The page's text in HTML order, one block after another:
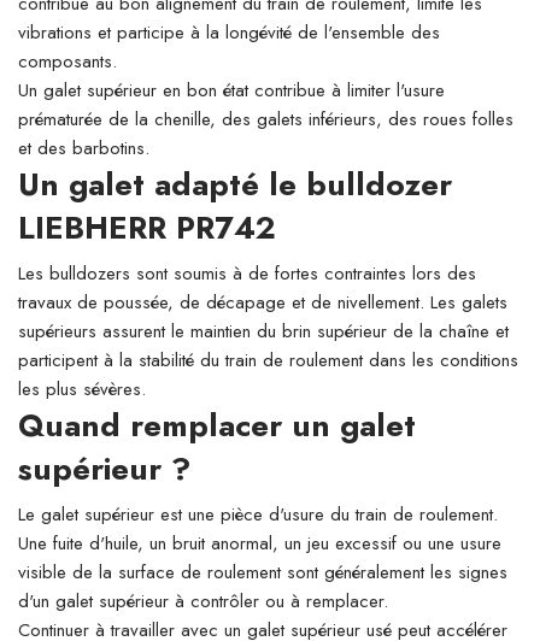
vibrations et participe à la longévité de l'ensemble des
composants.
Un galet supérieur en bon état contribue à limiter l'usure
prématurée de la chenille, des galets inférieurs, des roues folles
et des barbotins.
Un galet adapté le bulldozer
LIEBHERR PR742
Les bulldozers sont soumis à de fortes contraintes lors des
travaux de poussée, de décapage et de nivellement. Les galets
supérieurs assurent le maintien du brin supérieur de la chaîne et
participent à la stabilité du train de roulement dans les conditions
les plus sévères.
Quand remplacer un galet
supérieur ?
Le galet supérieur est une pièce d'usure du train de roulement.
Une fuite d'huile, un bruit anormal, un jeu excessif ou une usure
visible de la surface de roulement sont généralement les signes
d'un galet supérieur à contrôler ou à remplacer.
Continuer à travailler avec un galet supérieur usé peut accélérer